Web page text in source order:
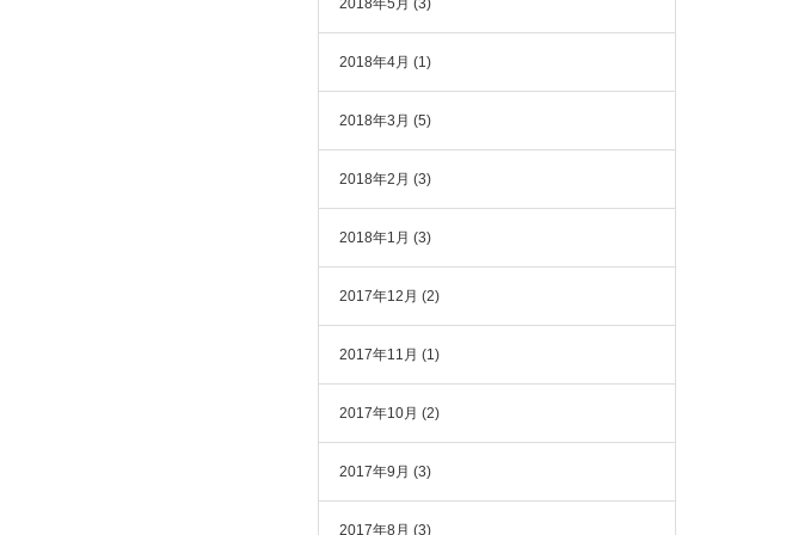
2018年5月 (3)
2018年4月 (1)
2018年3月 (5)
2018年2月 (3)
2018年1月 (3)
2017年12月 (2)
2017年11月 (1)
2017年10月 (2)
2017年9月 (3)
2017年8月 (3)